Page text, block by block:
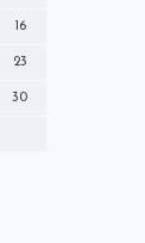
16
23
30